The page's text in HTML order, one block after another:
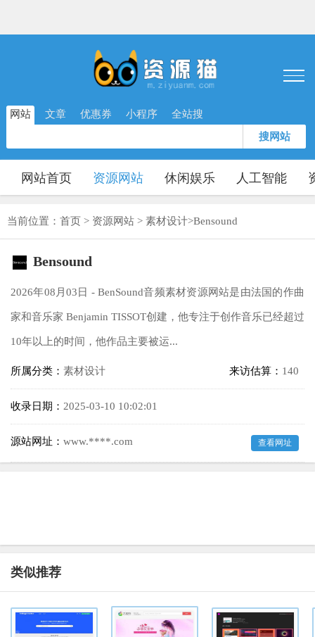
网站 文章 优惠券 小程序 全站搜
搜网站
网站首页 资源网站 休闲娱乐 人工智能
当前位置： 首页 > 资源网站 > 素材设计>Bensound
Bensound
2026年08月03日 - BenSound音频素材资源网站是由法国的作曲
家和音乐家 Benjamin TISSOT创建，他专注于创作音乐已经超过
10年以上的时间，他作品主要被运...
所属分类： 素材设计 来访估算： 140
收录日期： 2025-03-10 10:02:01
源站网址： www.****.com 查看网址
类似推荐